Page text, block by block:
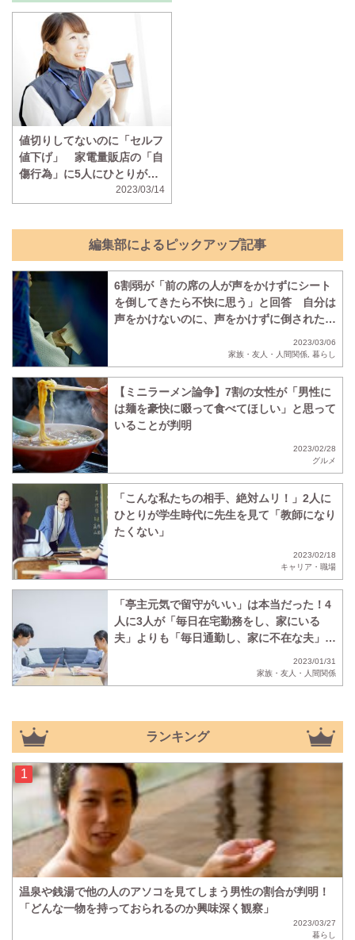
値切りしてないのに「セルフ
値下げ」 家電量販店の「自
傷行為」に5人にひとりがモ
2023/03/14
編集部によるピックアップ記事
6割弱が「前の席の人が声をかけずにシート
を倒してきたら不快に思う」と回答 自分は
声をかけないのに、声をかけずに倒されたら
2023/03/06
家族・友人・人間関係, 暮らし
【ミニラーメン論争】7割の女性が「男性に
は麺を豪快に啜って食べてほしい」と思って
いることが判明
2023/02/28
グルメ
「こんな私たちの相手、絶対ムリ！」2人に
ひとりが学生時代に先生を見て「教師になり
たくない」
2023/02/18
キャリア・職場
「亭主元気で留守がいい」は本当だった！4
人に3人が「毎日在宅勤務をし、家にいる
夫」よりも「毎日通勤し、家に不在な夫」の
2023/01/31
家族・友人・人間関係
ランキング
温泉や銭湯で他の人のアソコを見てしまう男性の割合が判明！
「どんな一物を持っておられるのか興味深く観察」
2023/03/27
暮らし